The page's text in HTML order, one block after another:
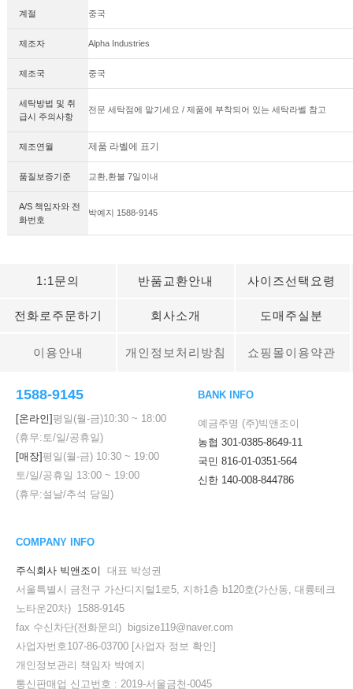
계절 중국
제조자 Alpha Industries
제조국 중국
세탁방법 및 취
급시 주의사항
전문 세탁점에 맡기세요 / 제품에 부착되어 있는 세탁라벨 참고
제조연월 제품 라벨에 표기
품질보증기준 교환,환불 7일이내
A/S 책임자와 전
화번호
박예지 1588-9145
1:1문의 반품교환안내 사이즈선택요령
전화로주문하기 회사소개 도매주실분
이용안내 개인정보처리방침 쇼핑몰이용약관
1588-9145
[온라인]평일(월-금)10:30 ~ 18:00
(휴무:토/일/공휴일)
[매장]평일(월-금) 10:30 ~ 19:00
토/일/공휴일 13:00 ~ 19:00
(휴무:설날/추석 당일)
BANK INFO
예금주명 (주)빅앤조이
농협 301-0385-8649-11
국민 816-01-0351-564
신한 140-008-844786
COMPANY INFO
주식회사 빅앤조이
대표 박성권
서울특별시 금천구 가산디지털1로5, 지하1층 b120호(가산동, 대륭테크
노타운20차) 1588-9145
fax 수신차단(전화문의) bigsize119@naver.com
사업자번호107-86-03700 [사업자 정보 확인]
개인정보관리 책임자 박예지
통신판매업 신고번호 : 2019-서울금천-0045